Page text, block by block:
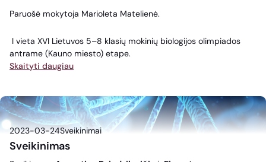
Paruošė mokytoja Marioleta Matelienė.
I vieta XVI Lietuvos 5–8 klasių mokinių biologijos olimpiados
antrame (Kauno miesto) etape.
Skaityti daugiau
2023-03-24Sveikinimai
Sveikinimas